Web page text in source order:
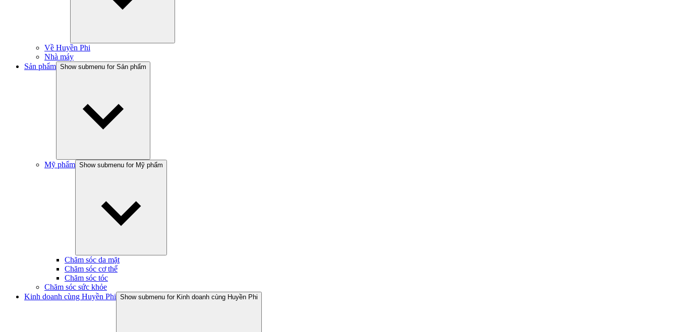
Về Huyền Phi
Nhà máy
Sản phẩm Show submenu for Sản phẩm
Mỹ phẩm Show submenu for Mỹ phẩm
Chăm sóc da mặt
Chăm sóc cơ thể
Chăm sóc tóc
Chăm sóc sức khỏe
Kinh doanh cùng Huyền Phi Show submenu for Kinh doanh cùng Huyền Phi